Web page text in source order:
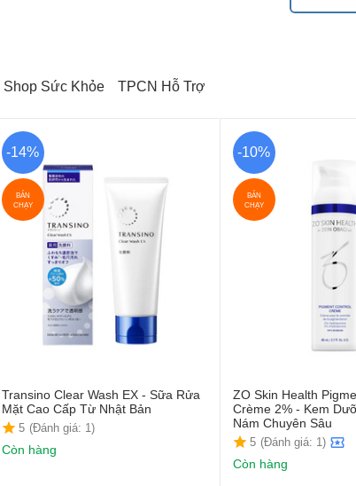
Shop Sức Khỏe TPCN Hỗ Trợ
-14%
BÁN
CHẠY
Transino Clear Wash EX - Sữa Rửa
Mặt Cao Cấp Từ Nhật Bản
5 (Đánh giá: 1)
Còn hàng
-10%
BÁN
CHẠY
ZO Skin Health
Crème 2% - Kem
Nám Chuyên Sâu
5 (Đánh giá: 1)
Còn hàng